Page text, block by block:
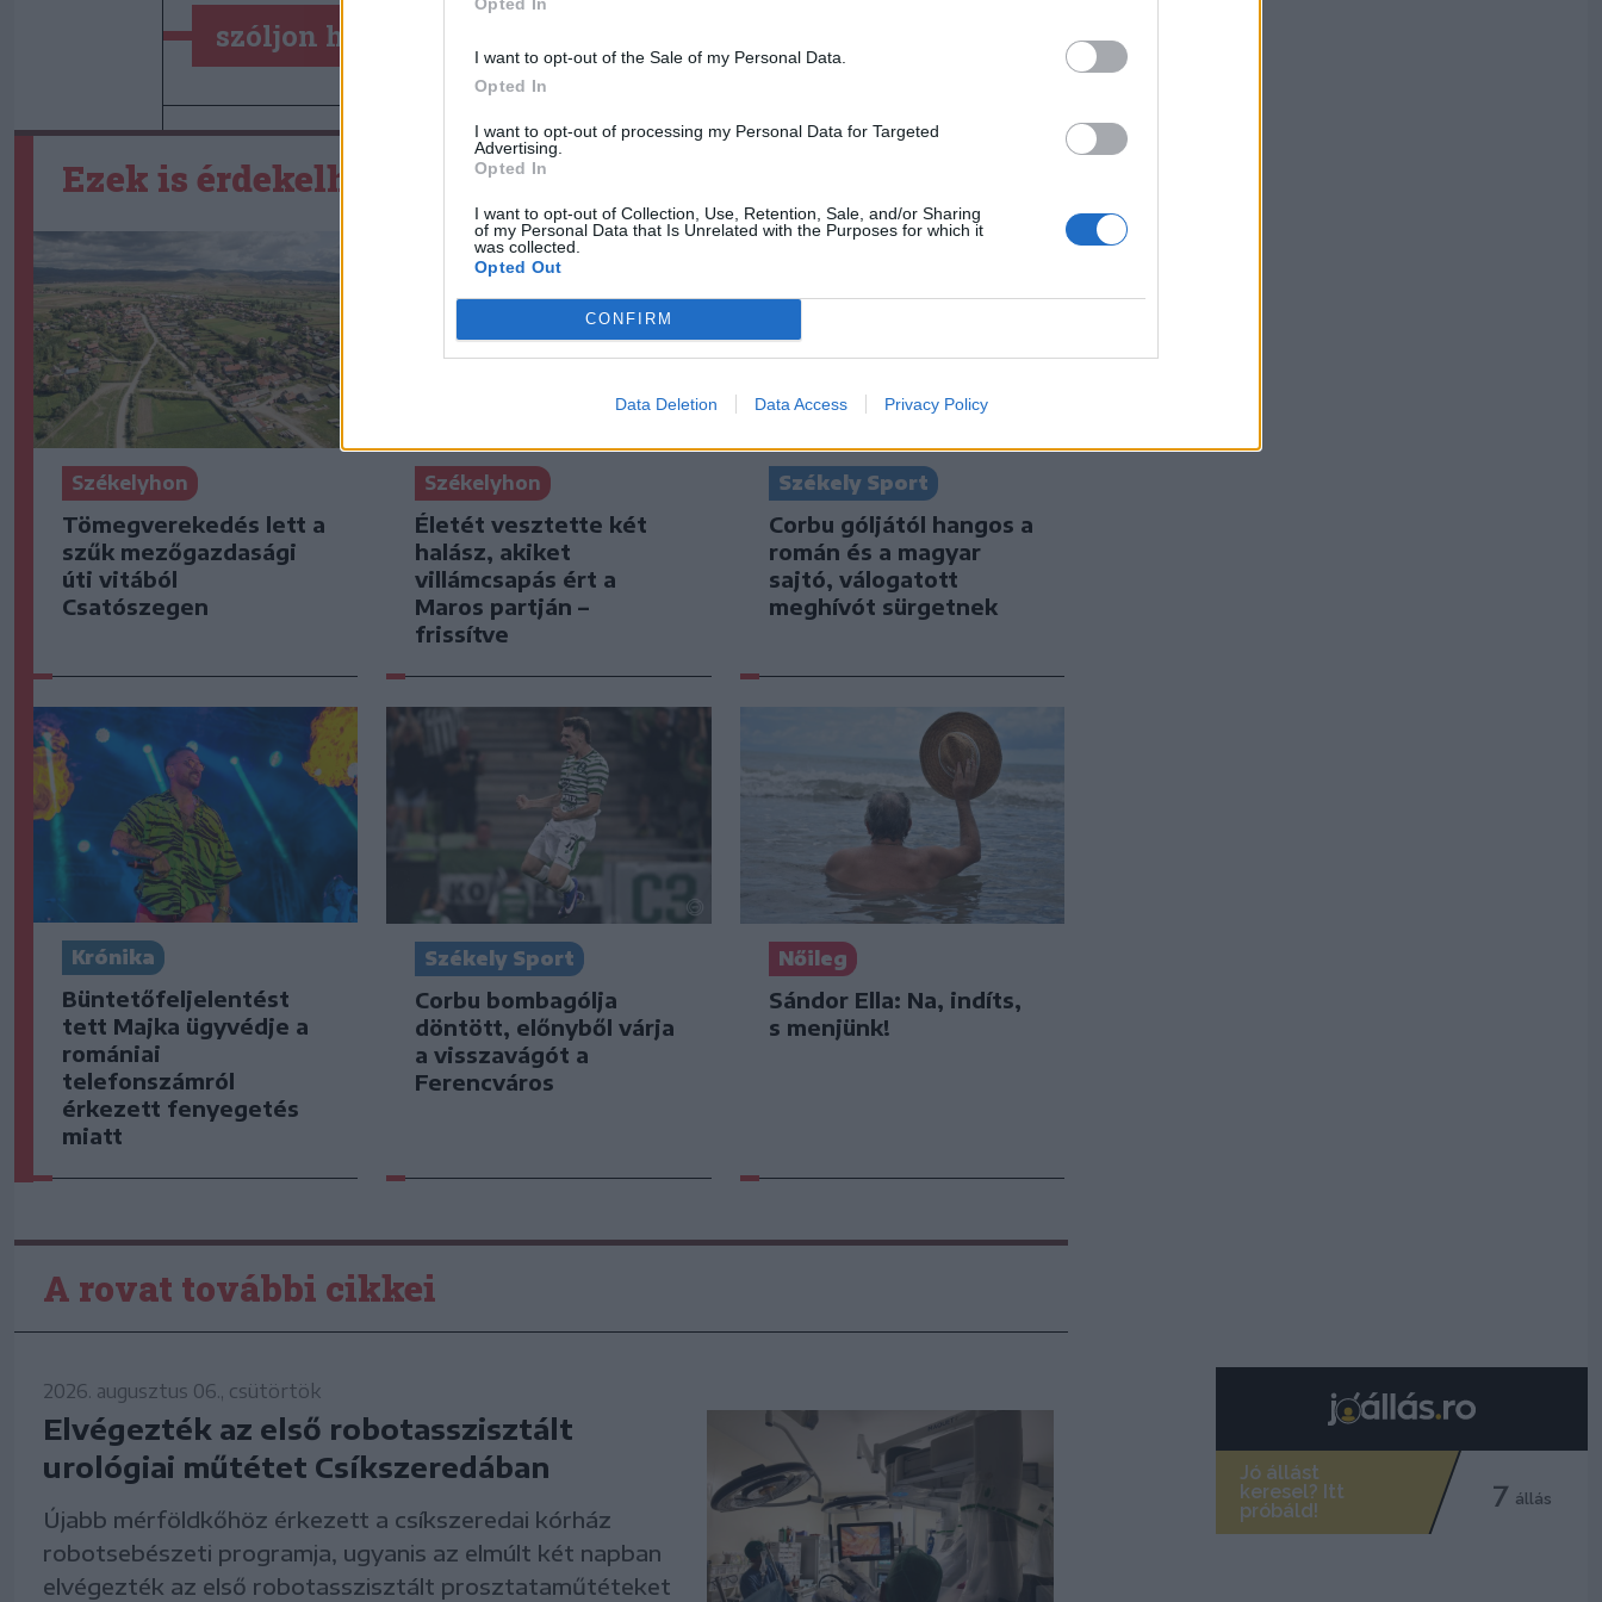
I want to opt-out of the Sale of my Personal Data.
Opted In
I want to opt-out of processing my Personal Data for Targeted
Advertising.
Opted In
I want to opt-out of Collection, Use, Retention, Sale, and/or Sharing
of my Personal Data that Is Unrelated with the Purposes for which it
was collected.
Opted Out
CONFIRM
Data Deletion Data Access Privacy Policy
szóljon hozzá!
Ezek is érdekelhetik
Székelyhon
Tömegverekedés lett a
szűk mezőgazdasági
úti vitából
Csatószegen
Székelyhon
Életét vesztette két
halász, akiket
villámcsapás ért a
Maros partján –
frissítve
Székely Sport
Corbu góljától hangos a
román és a magyar
sajtó, válogatott
meghívót sürgetnek
Krónika
Büntetőfeljelentést
tett Majka ügyvédje a
romániai
telefonszámról
érkezett fenyegetés
miatt
Székely Sport
Corbu bombagólja
döntött, előnyből várja
a visszavágót a
Ferencváros
Nőileg
Sándor Ella: Na, indíts,
s menjünk!
A rovat további cikkei
2026. augusztus 06., csütörtök
Elvégezték az első robotasszisztált
urológiai műtétet Csíkszeredában
Újabb mérföldkőhöz érkezett a csíkszeredai kórház
robotsebészeti programja, ugyanis az elmúlt két napban
elvégezték az első robotasszisztált prosztataműtéteket